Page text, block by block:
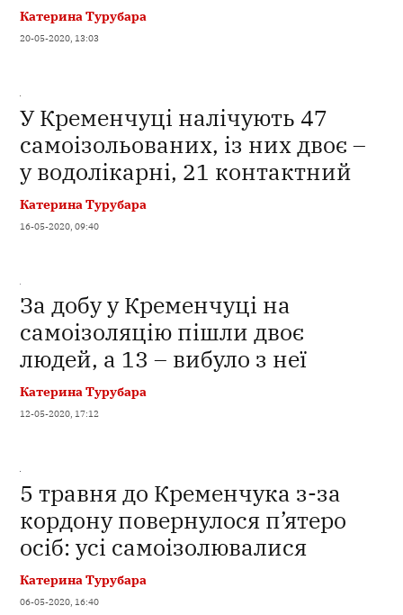
Катерина Турубара
20-05-2020, 13:03
У Кременчуці налічують 47
самоізольованих, із них двоє –
у водолікарні, 21 контактний
Катерина Турубара
16-05-2020, 09:40
За добу у Кременчуці на
самоізоляцію пішли двоє
людей, а 13 – вибуло з неї
Катерина Турубара
12-05-2020, 17:12
5 травня до Кременчука з-за
кордону повернулося п’ятеро
осіб: усі самоізолювалися
Катерина Турубара
06-05-2020, 16:40